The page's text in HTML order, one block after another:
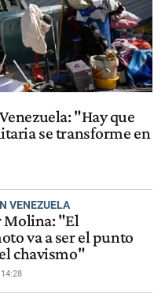
"Hay que
se transforme en
VENEZUELA
Molina: "El
va a ser el punto
chavismo"